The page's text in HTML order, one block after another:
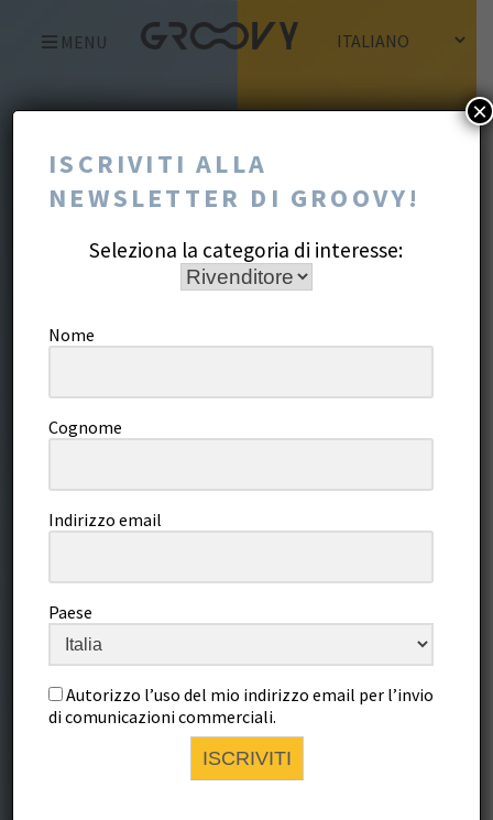
MENU
ISCRIVITI ALLA
NEWSLETTER DI GROOVY!
Seleziona la categoria di interesse:
Nome
Cognome
Indirizzo email
Paese
Autorizzo l’uso del mio indirizzo email per l’invio
di comunicazioni commerciali.
ISCRIVITI
×